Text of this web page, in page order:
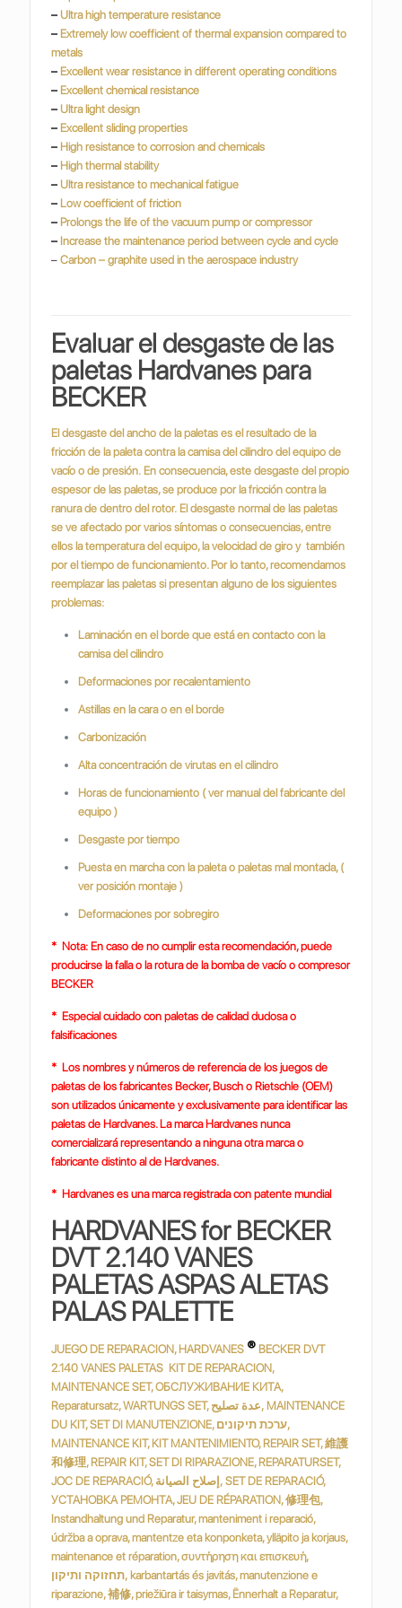
– Ultra high temperature resistance
– Extremely low coefficient of thermal expansion compared to
metals
– Excellent wear resistance in different operating conditions
– Excellent chemical resistance
– Ultra light design
– Excellent sliding properties
– High resistance to corrosion and chemicals
– High thermal stability
– Ultra resistance to mechanical fatigue
– Low coefficient of friction
– Prolongs the life of the vacuum pump or compressor
– Increase the maintenance period between cycle and cycle
– Carbon – graphite used in the aerospace industry
Evaluar el desgaste de las
paletas Hardvanes para
BECKER
El desgaste del ancho de la paletas es el resultado de la
fricción de la paleta contra la camisa del cilindro del equipo de
vacío o de presión. En consecuencia, este desgaste del propio
espesor de las paletas, se produce por la fricción contra la
ranura de dentro del rotor. El desgaste normal de las paletas
se ve afectado por varios síntomas o consecuencias, entre
ellos la temperatura del equipo, la velocidad de giro y también
por el tiempo de funcionamiento. Por lo tanto, recomendamos
reemplazar las paletas si presentan alguno de los siguientes
problemas:
Laminación en el borde que está en contacto con la
camisa del cilindro
Deformaciones por recalentamiento
Astillas en la cara o en el borde
Carbonización
Alta concentración de virutas en el cilindro
Horas de funcionamiento ( ver manual del fabricante del
equipo )
Desgaste por tiempo
Puesta en marcha con la paleta o paletas mal montada, (
ver posición montaje )
Deformaciones por sobregiro
* Nota: En caso de no cumplir esta recomendación, puede
producirse la falla o la rotura de la bomba de vacío o compresor
BECKER
* Especial cuidado con paletas de calidad dudosa o
falsificaciones
* Los nombres y números de referencia de los juegos de
paletas de los fabricantes Becker, Busch o Rietschle (OEM)
son utilizados únicamente y exclusivamente para identificar las
paletas de Hardvanes. La marca Hardvanes nunca
comercializará representando a ninguna otra marca o
fabricante distinto al de Hardvanes.
* Hardvanes es una marca registrada con patente mundial
HARDVANES for BECKER
DVT 2.140 VANES
PALETAS ASPAS ALETAS
PALAS PALETTE
JUEGO DE REPARACION, HARDVANES ® BECKER DVT
2.140 VANES PALETAS KIT DE REPARACION,
MAINTENANCE SET, ОБСЛУЖИВАНИЕ КИТА,
Reparatursatz, WARTUNGS SET, عدة تصليح, MAINTENANCE
DU KIT, SET DI MANUTENZIONE, ערכת תיקונים,
MAINTENANCE KIT, KIT MANTENIMIENTO, REPAIR SET, 維護
和修理, REPAIR KIT, SET DI RIPARAZIONE, REPARATURSET,
JOC DE REPARACIÓ, إصلاح الصيانة, SET DE REPARACIÓ,
УСТАНОВКА РЕМОНТА, JEU DE RÉPARATION, 修理包,
Instandhaltung und Reparatur, manteniment i reparació,
údržba a oprava, mantentze eta konponketa, ylläpito ja korjaus,
maintenance et réparation, συντήρηση και επισκευή,
תחזוקה ותיקון, karbantartás és javitás, manutenzione e
riparazione, 補修, priežiūra ir taisymas, Ënnerhalt a Reparatur,